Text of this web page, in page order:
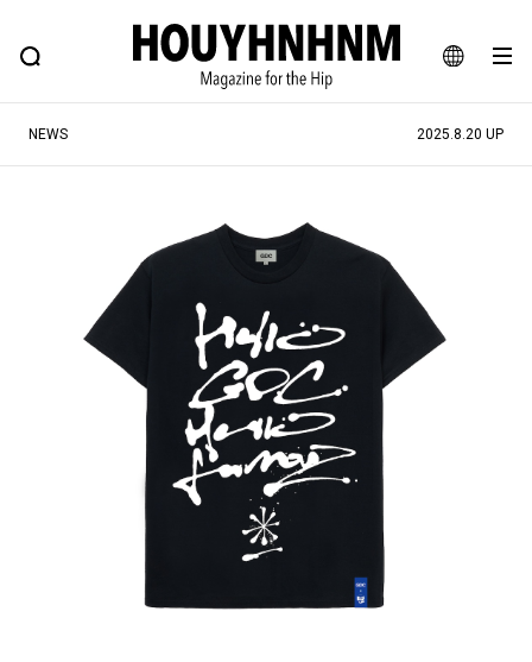
JA
EN
FEATURE BLOG SNAP
ヒップなファッション、カルチャー、ライフスタイルWEBマガジン
#SHOPPING ADDICT #憧れの逸品
#ESSENTIAL DESIGNS
#NEW VINTAGE #マイナーグッド図鑑
#路地裏てぃーん。 #MONTHLY JOURNAL
#GH 銘品の所以 #フイナムのYouTube
#Commune H #FOCUS IT #AH.H
#FASHION #MUSIC
#LIFESTYLE #SNEAKER #OUTDOOR
NEWS 2025.8.20 UP